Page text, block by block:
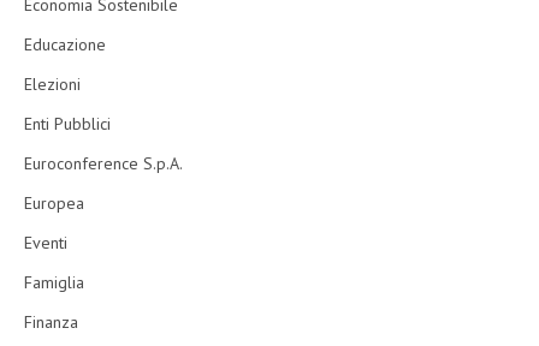
Economia Sostenibile
Educazione
Elezioni
Enti Pubblici
Euroconference S.p.A.
Europea
Eventi
Famiglia
Finanza